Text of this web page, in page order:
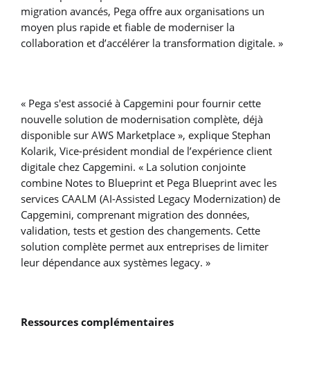
migration avancés, Pega offre aux organisations un
moyen plus rapide et fiable de moderniser la
collaboration et d’accélérer la transformation digitale. »
« Pega s'est associé à Capgemini pour fournir cette
nouvelle solution de modernisation complète, déjà
disponible sur AWS Marketplace », explique Stephan
Kolarik, Vice-président mondial de l’expérience client
digitale chez Capgemini. « La solution conjointe
combine Notes to Blueprint et Pega Blueprint avec les
services CAALM (AI-Assisted Legacy Modernization) de
Capgemini, comprenant migration des données,
validation, tests et gestion des changements. Cette
solution complète permet aux entreprises de limiter
leur dépendance aux systèmes legacy. »
Ressources complémentaires